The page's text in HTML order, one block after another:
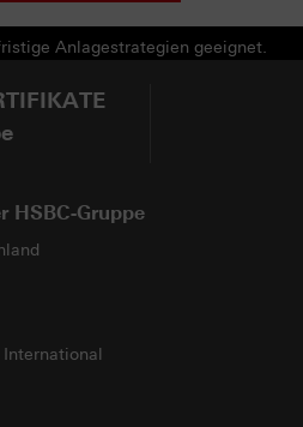
Anlagestrategien geeignet.
HSBC-Gruppe
International